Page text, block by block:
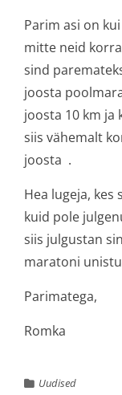
Parim asi on
mitte neid
sind
joosta
joosta 10 km
siis vähemalt
joosta .
Hea lugeja,
kuid pole
siis julgustan
maratoni
Parimatega,
Romka
Uudised